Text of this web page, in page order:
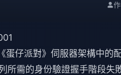
蛋仔派對》伺服器架構中
所需的身份驗證握手階段